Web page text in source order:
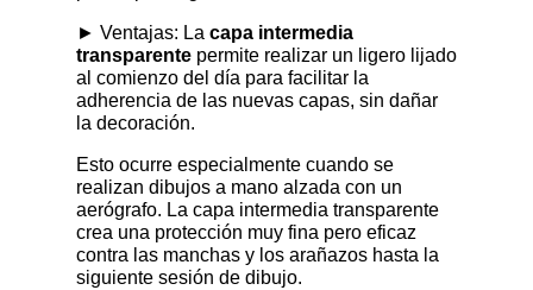
► Ventajas: La capa intermedia
transparente permite realizar un ligero lijado
al comienzo del día para facilitar la
adherencia de las nuevas capas, sin dañar
la decoración.
Esto ocurre especialmente cuando se
realizan dibujos a mano alzada con un
aerógrafo. La capa intermedia transparente
crea una protección muy fina pero eficaz
contra las manchas y los arañazos hasta la
siguiente sesión de dibujo.